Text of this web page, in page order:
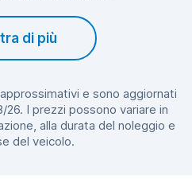
di più
e sono aggiornati
26. I prezzi possono variare in
alla durata del noleggio e
del veicolo.